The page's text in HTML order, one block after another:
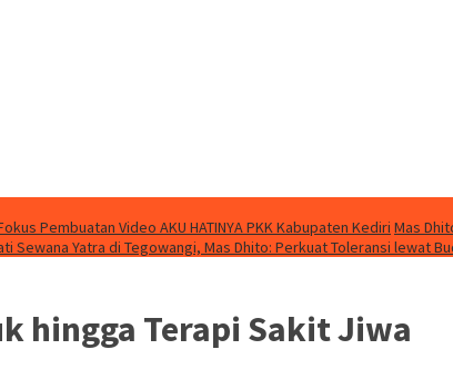
Pembuatan Video AKU HATINYA PKK Kabupaten Kediri Mas
Sewana Yatra di Tegowangi, Mas Dhito: Perkuat Toleransi lewat
hingga Terapi Sakit Jiwa